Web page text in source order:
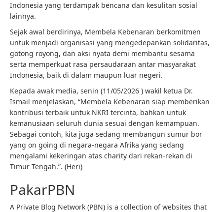
Indonesia yang terdampak bencana dan kesulitan sosial
lainnya.
Sejak awal berdirinya, Membela Kebenaran berkomitmen
untuk menjadi organisasi yang mengedepankan solidaritas,
gotong royong, dan aksi nyata demi membantu sesama
serta memperkuat rasa persaudaraan antar masyarakat
Indonesia, baik di dalam maupun luar negeri.
Kepada awak media, senin (11/05/2026 ) wakil ketua Dr.
Ismail menjelaskan, “Membela Kebenaran siap memberikan
kontribusi terbaik untuk NKRI tercinta, bahkan untuk
kemanusiaan seluruh dunia sesuai dengan kemampuan.
Sebagai contoh, kita juga sedang membangun sumur bor
yang on going di negara-negara Afrika yang sedang
mengalami kekeringan atas charity dari rekan-rekan di
Timur Tengah.”. (Heri)
PakarPBN
A Private Blog Network (PBN) is a collection of websites that